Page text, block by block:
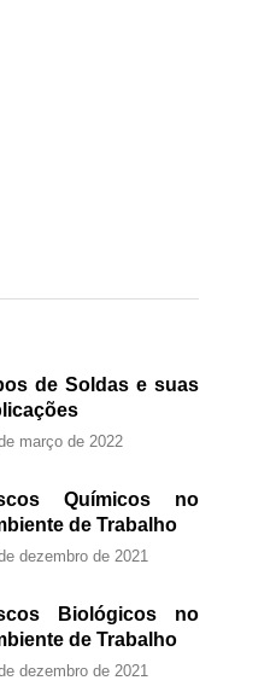
de Soldas e suas
março de 2022
Químicos no
de Trabalho
dezembro de 2021
Biológicos no
de Trabalho
dezembro de 2021